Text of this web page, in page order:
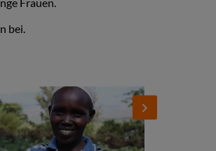
bei.
Add
Next